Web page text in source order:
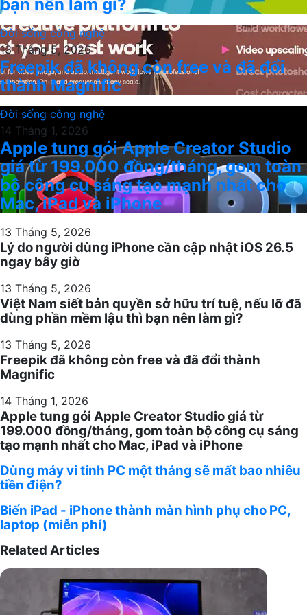
bạn nên làm gì?
Đời sống công nghệ
13 Tháng 5, 2026
Freepik đã không còn free và đã đổi
thành Magnific
Đời sống công nghệ
14 Tháng 1, 2026
Apple tung gói Apple Creator Studio
giá từ 199.000 đồng/tháng, gom toàn
bộ công cụ sáng tạo mạnh nhất cho
Mac, iPad và iPhone
13 Tháng 5, 2026
Lý do người dùng iPhone cần cập nhật iOS 26.5
ngay bây giờ
13 Tháng 5, 2026
Việt Nam siết bản quyền sở hữu trí tuệ, nếu lỡ đã
dùng phần mềm lậu thì bạn nên làm gì?
13 Tháng 5, 2026
Freepik đã không còn free và đã đổi thành
Magnific
14 Tháng 1, 2026
Apple tung gói Apple Creator Studio giá từ
199.000 đồng/tháng, gom toàn bộ công cụ sáng
tạo mạnh nhất cho Mac, iPad và iPhone
Dùng
máy
vi
tính
một
tháng
Dùng máy vi tính PC một tháng sẽ mất bao nhiêu
tiền điện?
Biến
iPad
-
thành
Biến iPad - iPhone thành màn hình phụ cho PC,
laptop (miễn phí)
Related Articles